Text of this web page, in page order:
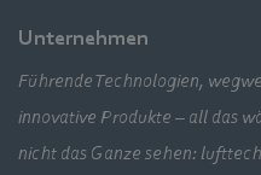
Unternehmen
Führende Technologien,
innovative Produkte – all das
nicht das Ganze sehen: